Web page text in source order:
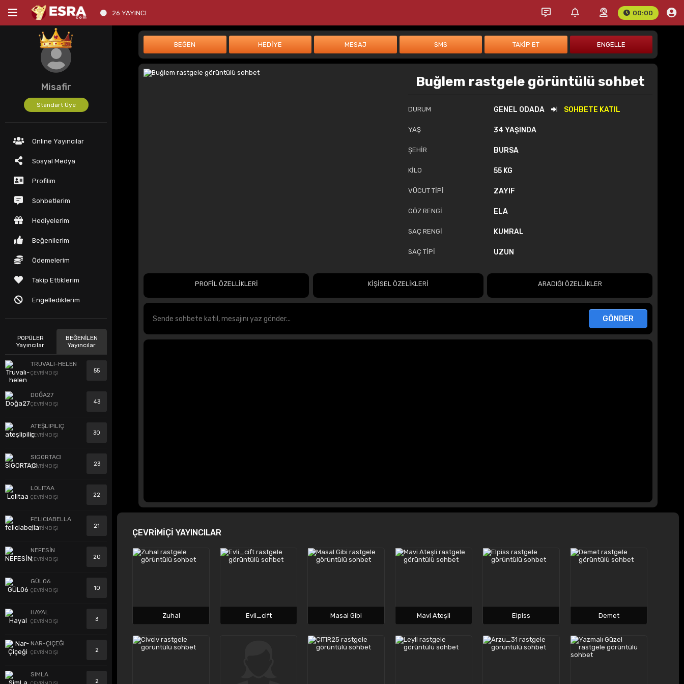
26 YAYINCI 00:00
Misafir
Standart Üye
Online Yayıncılar
Sosyal Medya
Profilim
Sohbetlerim
Hediyelerim
Beğenilerim
Ödemelerim
Takip Ettiklerim
Engellediklerim
POPÜLER
Yayıncılar
BEĞENİLEN
Yayıncılar
TRUVALI-HELEN
ÇEVRİMDIŞI 55
DOĞA27
ÇEVRİMDIŞI 43
ATEŞLIPILIÇ
ÇEVRİMDIŞI 30
SIGORTACI
ÇEVRİMDIŞI 23
LOLITAA
ÇEVRİMDIŞI 22
FELICIABELLA
ÇEVRİMDIŞI 21
NEFESİN
ÇEVRİMDIŞI 20
GÜL06
ÇEVRİMDIŞI 10
HAYAL
ÇEVRİMDIŞI 3
NAR-ÇIÇEĞI
ÇEVRİMDIŞI 2
SIMLA
2
Buğlem rastgele görüntülü sohbet
DURUM GENEL ODADA SOHBETE KATIL
YAŞ 34 YAŞINDA
ŞEHİR BURSA
KİLO 55 KG
VÜCUT TİPİ ZAYIF
GÖZ RENGİ ELA
SAÇ RENGİ KUMRAL
SAÇ TİPİ UZUN
PROFİL ÖZELLİKLERİ KİŞİSEL ÖZELİKLERİ ARADIĞI ÖZELLİKLER
ÇEVRİMİÇİ YAYINCILAR
Zuhal Evli_cift Masal Gibi Mavi Ateşli Elpiss Demet